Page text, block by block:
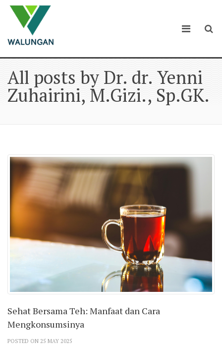
All posts by Dr. dr. Yenni
Zuhairini, M.Gizi., Sp.GK.
Sehat Bersama Teh: Manfaat dan Cara
Mengkonsumsinya
POSTED ON 25 MAY 2025